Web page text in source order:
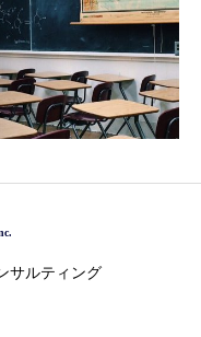
サルティング